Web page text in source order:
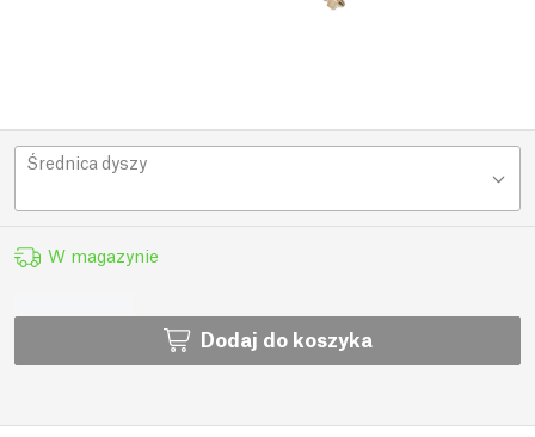
Średnica dyszy
W magazynie
Dodaj do koszyka